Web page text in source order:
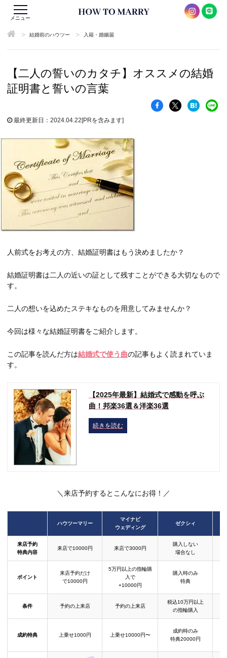
メニュー
> 結婚前のハウツー > 入籍・婚姻届
【二人の誓いのカタチ】オススメの結婚
証明書と誓いの言葉
最終更新日：2024.04.22[PRを含みます]
人前式をお考えの方、結婚証明書はもう決めましたか？
結婚証明書は二人の近いの証として残すことができる大切なもので
す。
二人の想いを込めたステキなものを用意してみませんか？
今回は様々な結婚証明書をご紹介します。
この記事を読んだ方は結婚式で使う曲の記事もよく読まれていま
す。
【2025年最新】結婚式で感動を呼ぶ
曲！邦楽36選＆洋楽36選
続きを読む
＼来店予約するとこんなにお得！／
ハウツーマリー
マイナビ
ウェディング
ゼクシィ
来店予約
特典内容
来店で10000円 来店で3000円
購入しない
場合なし
ポイント
来店予約だけ
で10000円
5万円以上の指輪購
入で
+10000円
購入時のみ
特典
条件 予約の上来店 予約の上来店
税込10万円以上
の指輪購入
成約特典 上乗せ1000円 上乗せ10000円〜
成約時のみ
特典20000円